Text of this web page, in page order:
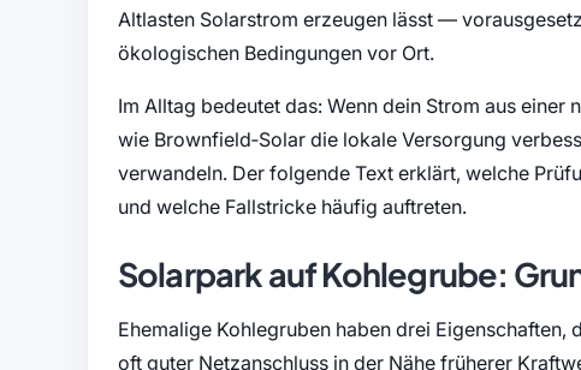
Altlasten Solarstrom erzeugen lässt —
ökologischen Bedingungen vor Ort.
Im Alltag bedeutet das: Wenn dein Strom aus
wie Brownfield‑Solar die lokale Versorgung
verwandeln. Der folgende Text erklärt, welche
und welche Fallstricke häufig auftreten.
Solarpark auf Kohlegrube:
Ehemalige Kohlegruben haben drei
oft guter Netzanschluss in der Nähe früherer